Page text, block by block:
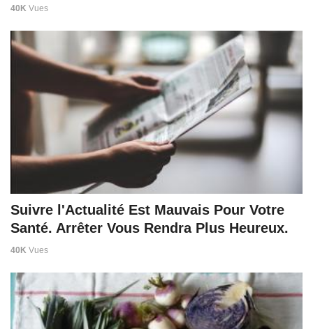
40K Vues
Suivre l'Actualité Est Mauvais Pour Votre
Santé. Arrêter Vous Rendra Plus Heureux.
40K Vues